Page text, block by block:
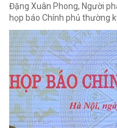
Đặng Xuân Phong, Người
họp báo Chính phủ thường